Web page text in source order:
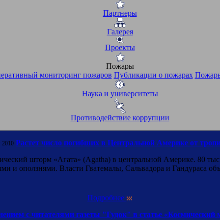
Партнеры
Галерея
Проекты
Пожары
мониторинг пожаров Публикации о пожарах
Наука и университеты
Противодействие коррупции
Растет число погибших в Центральной Америке от
шторм «Агата» (Agatha) в центральной Америке. 80
и оползнями. Власти Гватемалы, Сальвадора и Гандураса
Подробнее
с читателями газеты "Гудок" в статье «Космический